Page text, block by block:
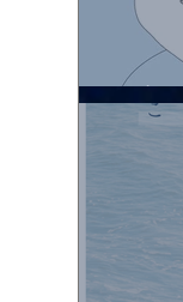
2026.08.07 |【観